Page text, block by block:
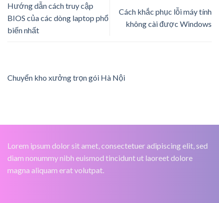
Hướng dẫn cách truy cập
BIOS của các dòng laptop phổ
biến nhất
Cách khắc phục lỗi máy tính
không cài được Windows
Chuyển kho xưởng trọn gói Hà Nội
Lorem ipsum dolor sit amet, consectetuer adipiscing elit, sed
diam nonummy nibh euismod tincidunt ut laoreet dolore
magna aliquam erat volutpat.